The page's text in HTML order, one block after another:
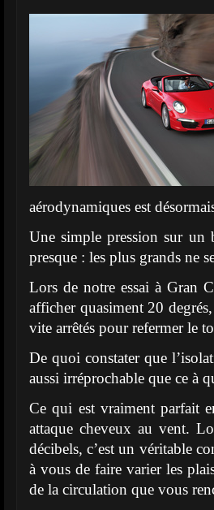
aérodynamiques est
Une simple pression sur
presque : les plus grands ne
Lors de notre essai à Gran
afficher quasiment 20
vite arrêtés pour refermer le
De quoi constater que
aussi irréprochable que ce à
Ce qui est vraiment parfait
attaque cheveux au vent.
décibels, c’est un véritable
à vous de faire varier les
de la circulation que vous